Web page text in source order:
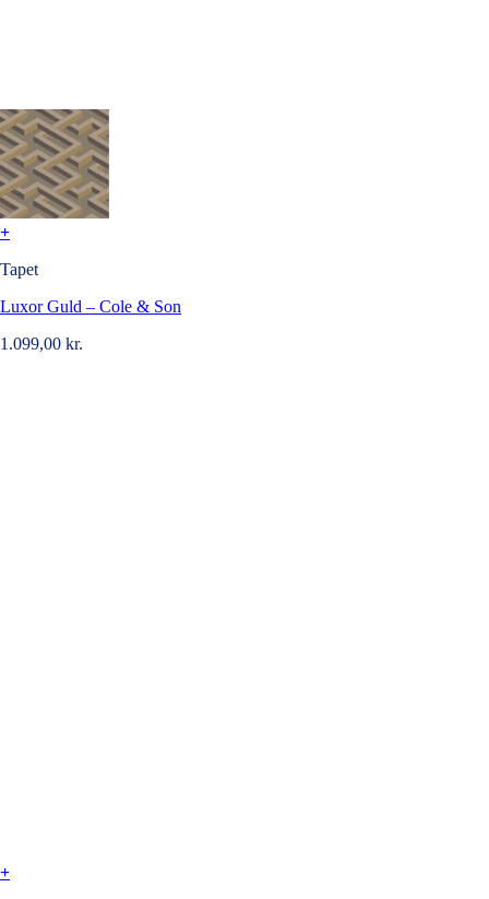
+
Tapet
Luxor Guld – Cole & Son
1.099,00 kr.
+